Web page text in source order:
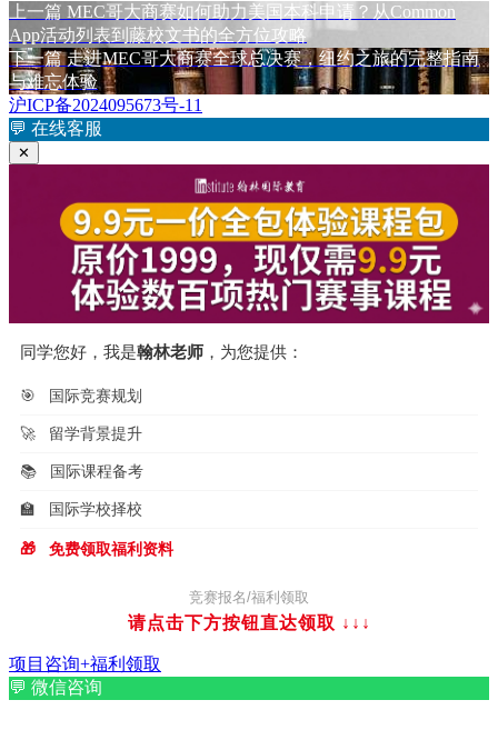
于
文
章
导
航
上一篇 上
篇
文
章：
MEC哥大商赛如何助力美国本科申请？从Common
App活动列表到藤校文书的全方位攻略
下一篇下
篇
文
章：
走进MEC哥大商赛全球总决赛，纽约之旅的完整指南
与难忘体验
沪ICP备2024095673号-11
💬 在线客服
✕
同学您好，我是翰林老师 ，为您提供：
🎯 国际竞赛规划
🚀 留学背景提升
📚 国际课程备考
🏫 国际学校择校
🎁 免费领取福利资料
竞赛报名/福利领取
请点击下方按钮直达领取 ↓↓↓
项目咨询+福利领取
💬 微信咨询